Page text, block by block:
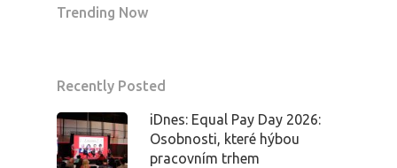
Trending Now
Recently Posted
iDnes: Equal Pay Day 2026:
Osobnosti, které hýbou
pracovním trhem